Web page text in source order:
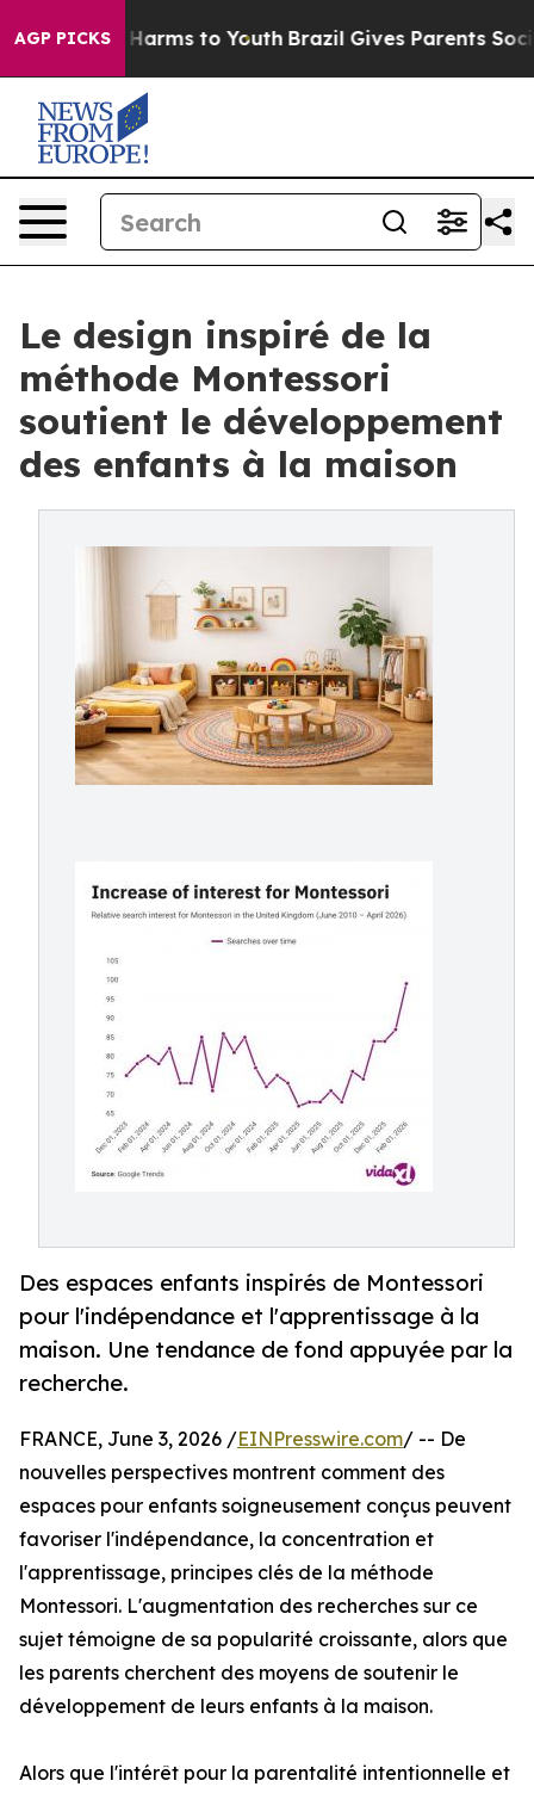
AGP PICKS
Abate Harms to Youth Brazil Gives Parents Social
Le design inspiré de la
méthode Montessori
soutient le développement
des enfants à la maison
Des espaces enfants inspirés de Montessori
pour l'indépendance et l'apprentissage à la
maison. Une tendance de fond appuyée par la
recherche.
FRANCE, June 3, 2026 /EINPresswire.com/ -- De
nouvelles perspectives montrent comment des
espaces pour enfants soigneusement conçus peuvent
favoriser l'indépendance, la concentration et
l'apprentissage, principes clés de la méthode
Montessori. L'augmentation des recherches sur ce
sujet témoigne de sa popularité croissante, alors que
les parents cherchent des moyens de soutenir le
développement de leurs enfants à la maison.
Alors que l'intérêt pour la parentalité intentionnelle et